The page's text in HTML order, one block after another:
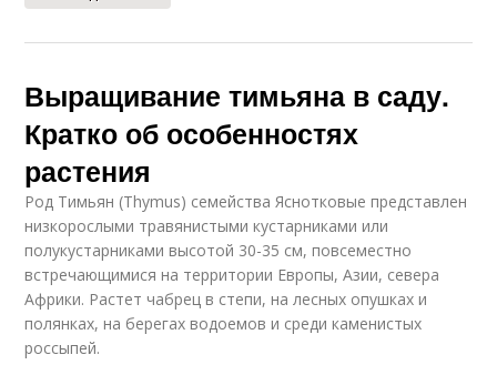
Выращивание тимьяна в саду.
Кратко об особенностях
растения
Род Тимьян (Thymus) семейства Яснотковые представлен
низкорослыми травянистыми кустарниками или
полукустарниками высотой 30-35 см, повсеместно
встречающимися на территории Европы, Азии, севера
Африки. Растет чабрец в степи, на лесных опушках и
полянках, на берегах водоемов и среди каменистых
россыпей.